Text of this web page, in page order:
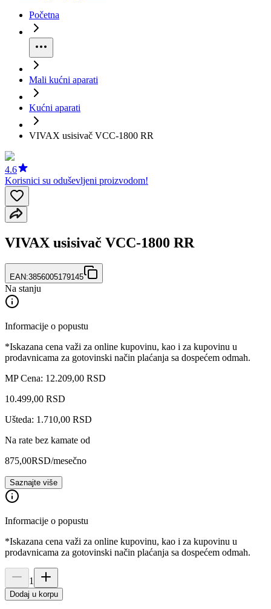
Početna
Mali kućni aparati
Kućni aparati
VIVAX usisivač VCC-1800 RR
4.6
Korisnici su oduševljeni proizvodom!
VIVAX usisivač VCC-1800 RR
EAN:3856005179145
Na stanju
Informacije o popustu
*Iskazana cena važi za online kupovinu, kao i za kupovinu u
prodavnicama za gotovinski način plaćanja sa dospećem odmah.
MP Cena: 12.209,00 RSD
10.499,00 RSD
Ušteda: 1.710,00 RSD
Na rate bez kamate od
875,00RSD/mesečno
Saznajte više
Informacije o popustu
*Iskazana cena važi za online kupovinu, kao i za kupovinu u
prodavnicama za gotovinski način plaćanja sa dospećem odmah.
1
Dodaj u korpu